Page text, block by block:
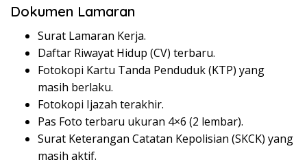
Dokumen Lamaran
Surat Lamaran Kerja.
Daftar Riwayat Hidup (CV) terbaru.
Fotokopi Kartu Tanda Penduduk (KTP) yang
masih berlaku.
Fotokopi Ijazah terakhir.
Pas Foto terbaru ukuran 4×6 (2 lembar).
Surat Keterangan Catatan Kepolisian (SKCK) yang
masih aktif.